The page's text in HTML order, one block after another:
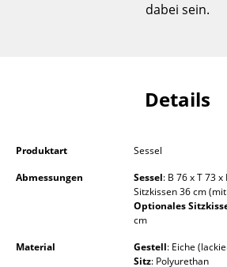
Sideboards & Kommoden
Kleinaufbewahrung
dabei sein.
Details
Produktart
Sessel
Abmessungen
Sessel: B 76 x T 73
Sitzkissen 36 cm
Optionales
cm
Material
Gestell: Eiche
Sitz: Polyurethan